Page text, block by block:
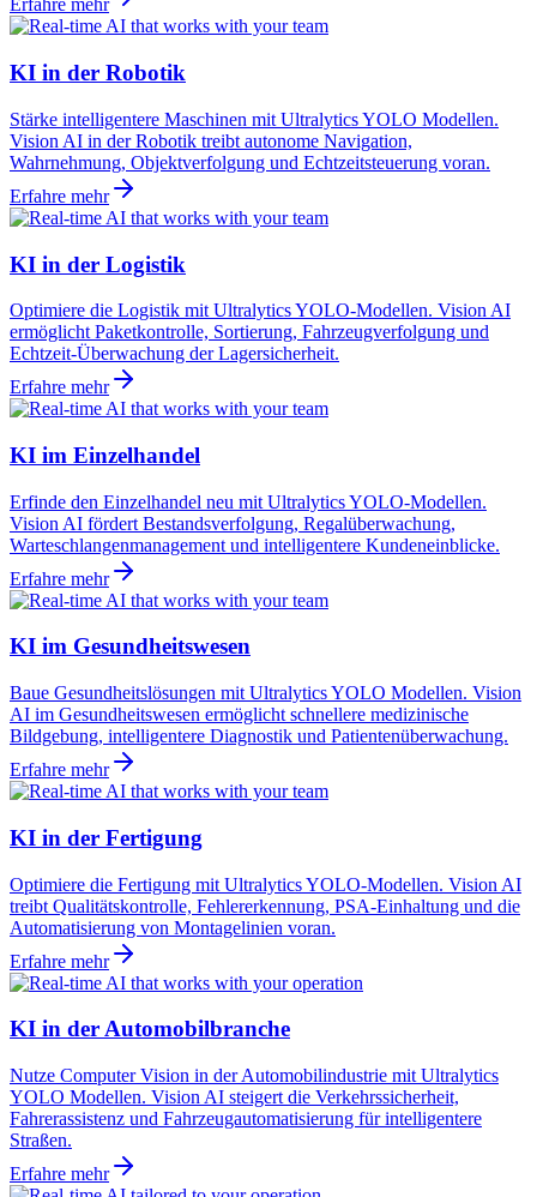
Erfahre mehr
KI in der Robotik
Stärke intelligentere Maschinen mit Ultralytics YOLO Modellen.
Vision AI in der Robotik treibt autonome Navigation,
Wahrnehmung, Objektverfolgung und Echtzeitsteuerung voran.
Erfahre mehr
KI in der Logistik
Optimiere die Logistik mit Ultralytics YOLO-Modellen. Vision AI
ermöglicht Paketkontrolle, Sortierung, Fahrzeugverfolgung und
Echtzeit-Überwachung der Lagersicherheit.
Erfahre mehr
KI im Einzelhandel
Erfinde den Einzelhandel neu mit Ultralytics YOLO-Modellen.
Vision AI fördert Bestandsverfolgung, Regalüberwachung,
Warteschlangenmanagement und intelligentere Kundeneinblicke.
Erfahre mehr
KI im Gesundheitswesen
Baue Gesundheitslösungen mit Ultralytics YOLO Modellen. Vision
AI im Gesundheitswesen ermöglicht schnellere medizinische
Bildgebung, intelligentere Diagnostik und Patientenüberwachung.
Erfahre mehr
KI in der Fertigung
Optimiere die Fertigung mit Ultralytics YOLO-Modellen. Vision AI
treibt Qualitätskontrolle, Fehlererkennung, PSA-Einhaltung und die
Automatisierung von Montagelinien voran.
Erfahre mehr
KI in der Automobilbranche
Nutze Computer Vision in der Automobilindustrie mit Ultralytics
YOLO Modellen. Vision AI steigert die Verkehrssicherheit,
Fahrerassistenz und Fahrzeugautomatisierung für intelligentere
Straßen.
Erfahre mehr